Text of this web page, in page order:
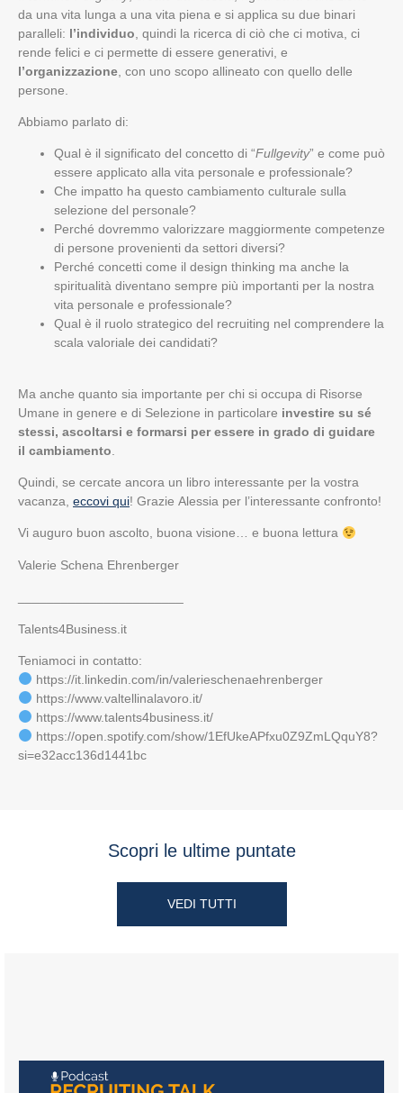
da una vita lunga a una vita piena e si applica su due binari
paralleli: l’individuo , quindi la ricerca di ciò che ci motiva, ci
rende felici e ci permette di essere generativi, e
l’organizzazione , con uno scopo allineato con quello delle
persone.
Abbiamo parlato di:
Qual è il significato del concetto di “Fullgevity” e come può
essere applicato alla vita personale e professionale?
Che impatto ha questo cambiamento culturale sulla
selezione del personale?
Perché dovremmo valorizzare maggiormente competenze
di persone provenienti da settori diversi?
Perché concetti come il design thinking ma anche la
spiritualità diventano sempre più importanti per la nostra
vita personale e professionale?
Qual è il ruolo strategico del recruiting nel comprendere la
scala valoriale dei candidati?
Ma anche quanto sia importante per chi si occupa di Risorse
Umane in genere e di Selezione in particolare investire su sé
stessi, ascoltarsi e formarsi per essere in grado di guidare
il cambiamento
Quindi, se cercate ancora un libro interessante per la vostra
vacanza, eccovi qui! Grazie Alessia per l’interessante confronto!
Vi auguro buon ascolto, buona visione… e buona lettura
Valerie Schena Ehrenberger
Talents4Business.it
Teniamoci in contatto:
https://it.linkedin.com/in/valerieschenaehrenberger
https://www.valtellinalavoro.it/
https://www.talents4business.it/
https://open.spotify.com/show/1EfUkeAPfxu0Z9ZmLQquY8?
si=e32acc136d1441bc
Scopri le ultime puntate
VEDI TUTTI